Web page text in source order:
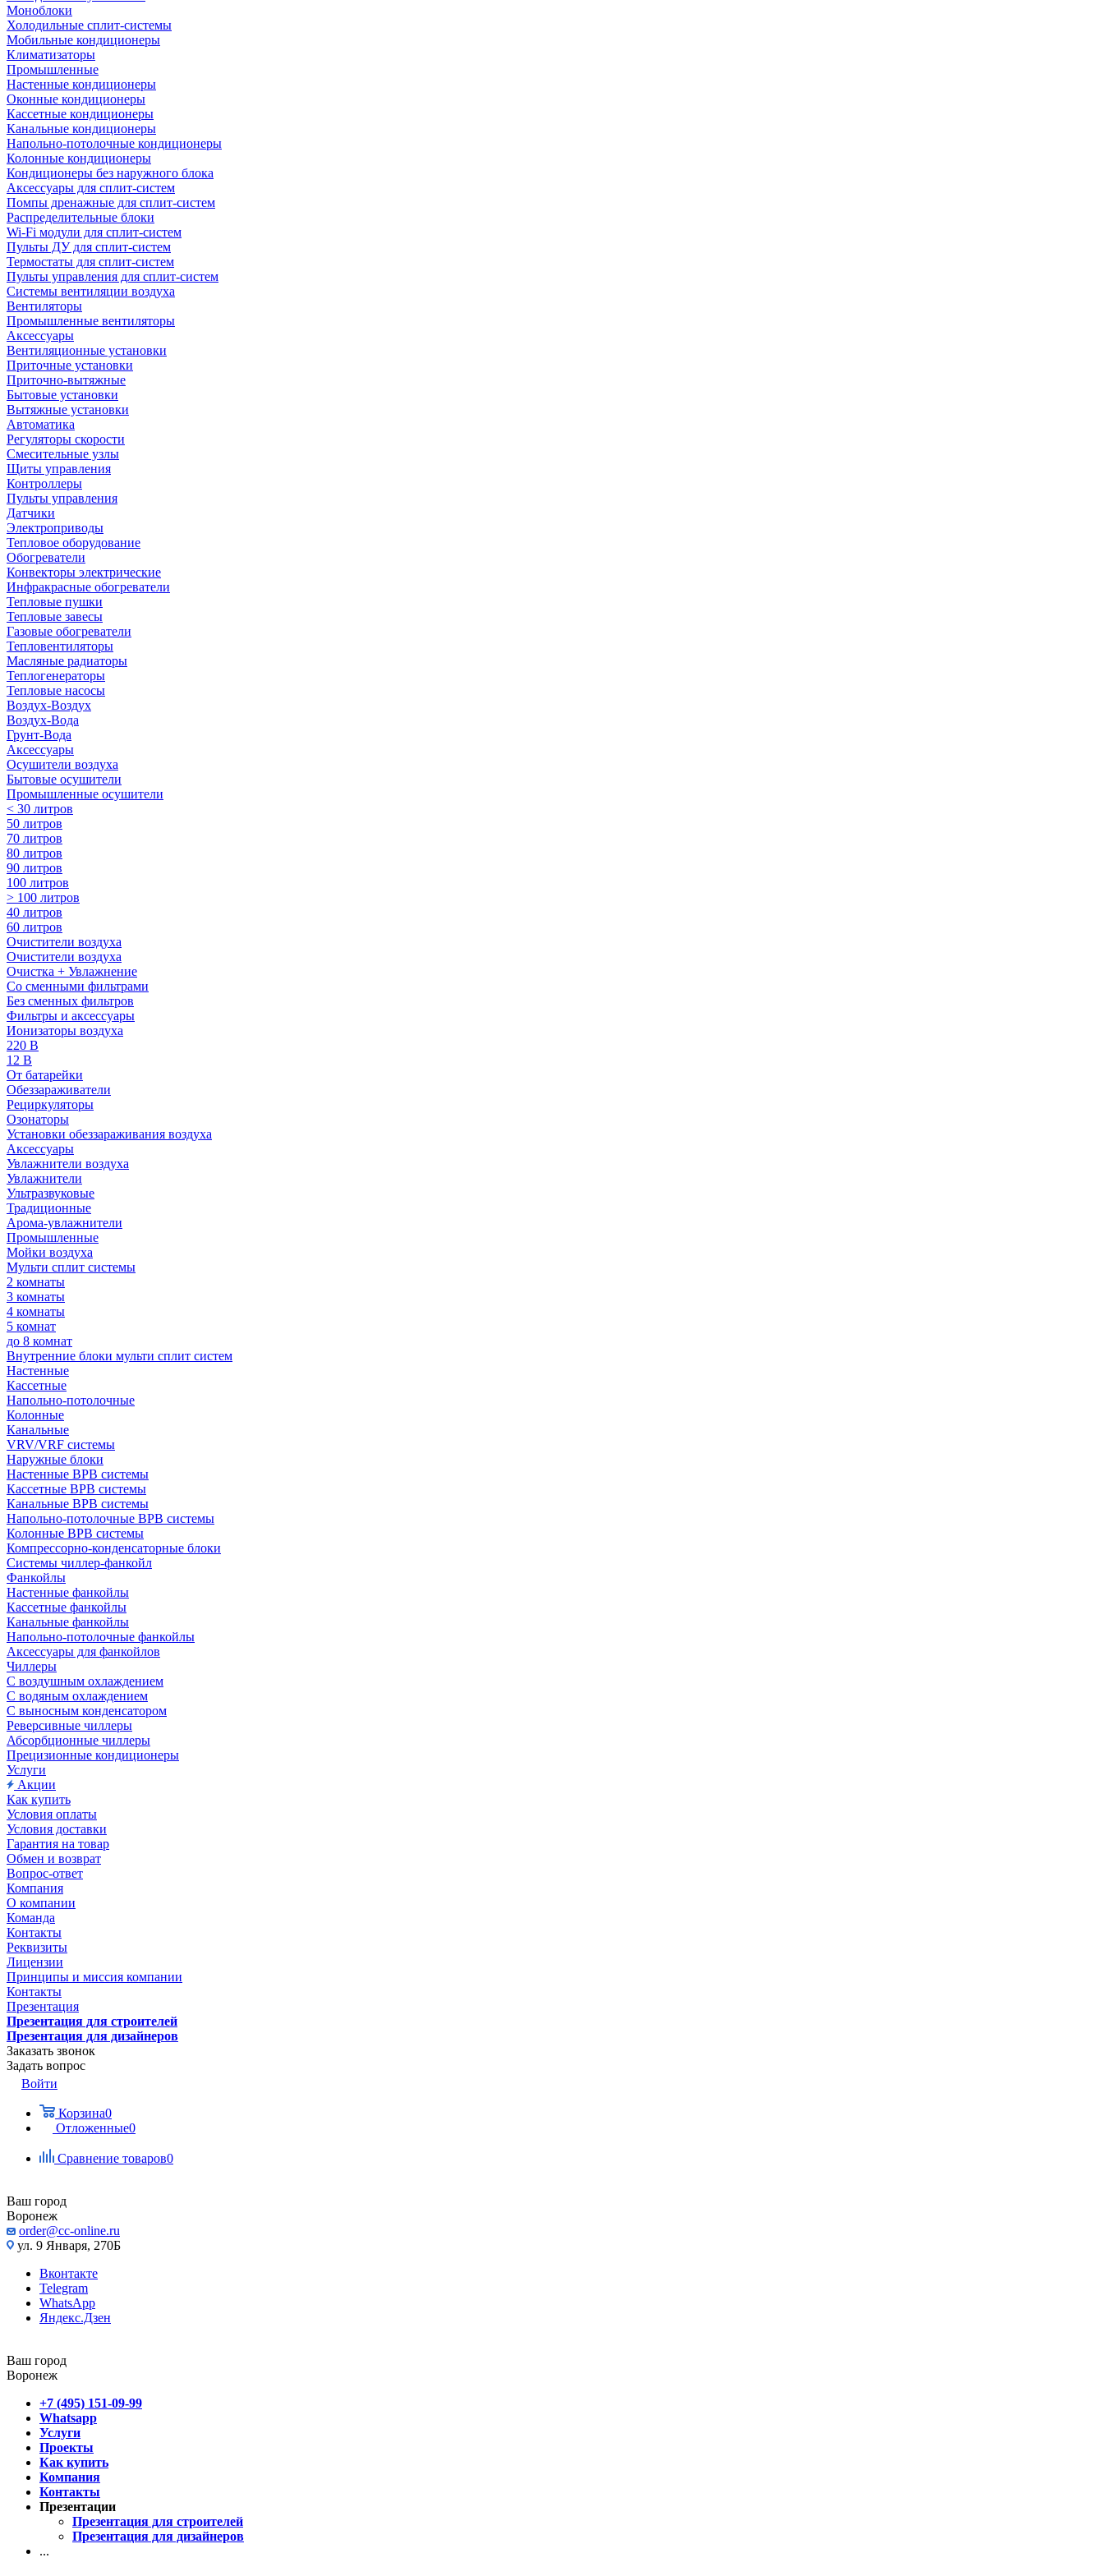
Моноблоки
Холодильные сплит-системы
Мобильные кондиционеры
Климатизаторы
Промышленные
Настенные кондиционеры
Оконные кондиционеры
Кассетные кондиционеры
Канальные кондиционеры
Напольно-потолочные кондиционеры
Колонные кондиционеры
Кондиционеры без наружного блока
Аксессуары для сплит-систем
Помпы дренажные для сплит-систем
Распределительные блоки
Wi-Fi модули для сплит-систем
Пульты ДУ для сплит-систем
Термостаты для сплит-систем
Пульты управления для сплит-систем
Системы вентиляции воздуха
Вентиляторы
Промышленные вентиляторы
Аксессуары
Вентиляционные установки
Приточные установки
Приточно-вытяжные
Бытовые установки
Вытяжные установки
Автоматика
Регуляторы скорости
Смесительные узлы
Щиты управления
Контроллеры
Пульты управления
Датчики
Электроприводы
Тепловое оборудование
Обогреватели
Конвекторы электрические
Инфракрасные обогреватели
Тепловые пушки
Тепловые завесы
Газовые обогреватели
Тепловентиляторы
Масляные радиаторы
Теплогенераторы
Тепловые насосы
Воздух-Воздух
Воздух-Вода
Грунт-Вода
Аксессуары
Осушители воздуха
Бытовые осушители
Промышленные осушители
< 30 литров
50 литров
70 литров
80 литров
90 литров
100 литров
> 100 литров
40 литров
60 литров
Очистители воздуха
Очистители воздуха
Очистка + Увлажнение
Cо сменными фильтрами
Без сменных фильтров
Фильтры и аксессуары
Ионизаторы воздуха
220 В
12 В
От батарейки
Обеззараживатели
Рециркуляторы
Озонаторы
Установки обеззараживания воздуха
Аксессуары
Увлажнители воздуха
Увлажнители
Ультразвуковые
Традиционные
Арома-увлажнители
Промышленные
Мойки воздуха
Мульти сплит системы
2 комнаты
3 комнаты
4 комнаты
5 комнат
до 8 комнат
Внутренние блоки мульти сплит систем
Настенные
Кассетные
Напольно-потолочные
Колонные
Канальные
VRV/VRF системы
Наружные блоки
Настенные ВРВ системы
Кассетные ВРВ системы
Канальные ВРВ системы
Напольно-потолочные ВРВ системы
Колонные ВРВ системы
Компрессорно-конденсаторные блоки
Системы чиллер-фанкойл
Фанкойлы
Настенные фанкойлы
Кассетные фанкойлы
Канальные фанкойлы
Напольно-потолочные фанкойлы
Аксессуары для фанкойлов
Чиллеры
С воздушным охлаждением
С водяным охлаждением
С выносным конденсатором
Реверсивные чиллеры
Абсорбционные чиллеры
Прецизионные кондиционеры
Услуги
Акции
Как купить
Условия оплаты
Условия доставки
Гарантия на товар
Обмен и возврат
Вопрос-ответ
Компания
О компании
Команда
Контакты
Реквизиты
Лицензии
Принципы и миссия компании
Контакты
Презентация
Презентация для строителей
Презентация для дизайнеров
Заказать звонок
Задать вопрос
Войти
Корзина0
Отложенные0
Сравнение товаров0
Ваш город
Воронеж
order@cc-online.ru
ул. 9 Января, 270Б
Вконтакте
Telegram
WhatsApp
Яндекс.Дзен
Ваш город
Воронеж
+7 (495) 151-09-99
Whatsapp
Услуги
Проекты
Как купить
Компания
Контакты
Презентации
Презентация для строителей
Презентация для дизайнеров
...